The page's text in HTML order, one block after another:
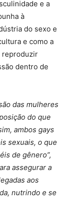
e a
à
do sexo e
e como a
reproduzir
dentro de
das mulheres
do que
ambos gays
sexuais, o que
de gênero”,
assegurar a
aos
nutrindo e se